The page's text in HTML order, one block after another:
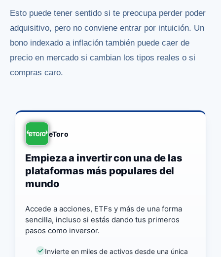
Esto puede tener sentido si te preocupa perder poder
adquisitivo, pero no conviene entrar por intuición. Un
bono indexado a inflación también puede caer de
precio en mercado si cambian los tipos reales o si
compras caro.
eToro
Empieza a invertir con una de las
plataformas más populares del
mundo
Accede a acciones, ETFs y más de una forma
sencilla, incluso si estás dando tus primeros
pasos como inversor.
Invierte en miles de activos desde una única